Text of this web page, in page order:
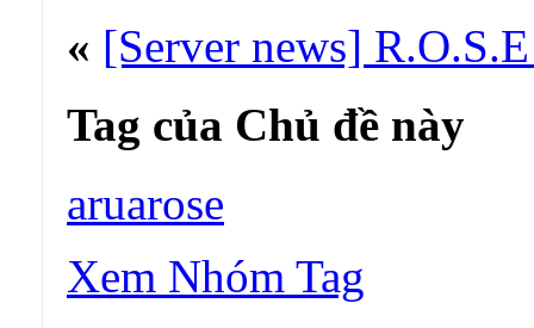
« [Server news]
Tag của Chủ đề này
aruarose
Xem Nhóm Tag